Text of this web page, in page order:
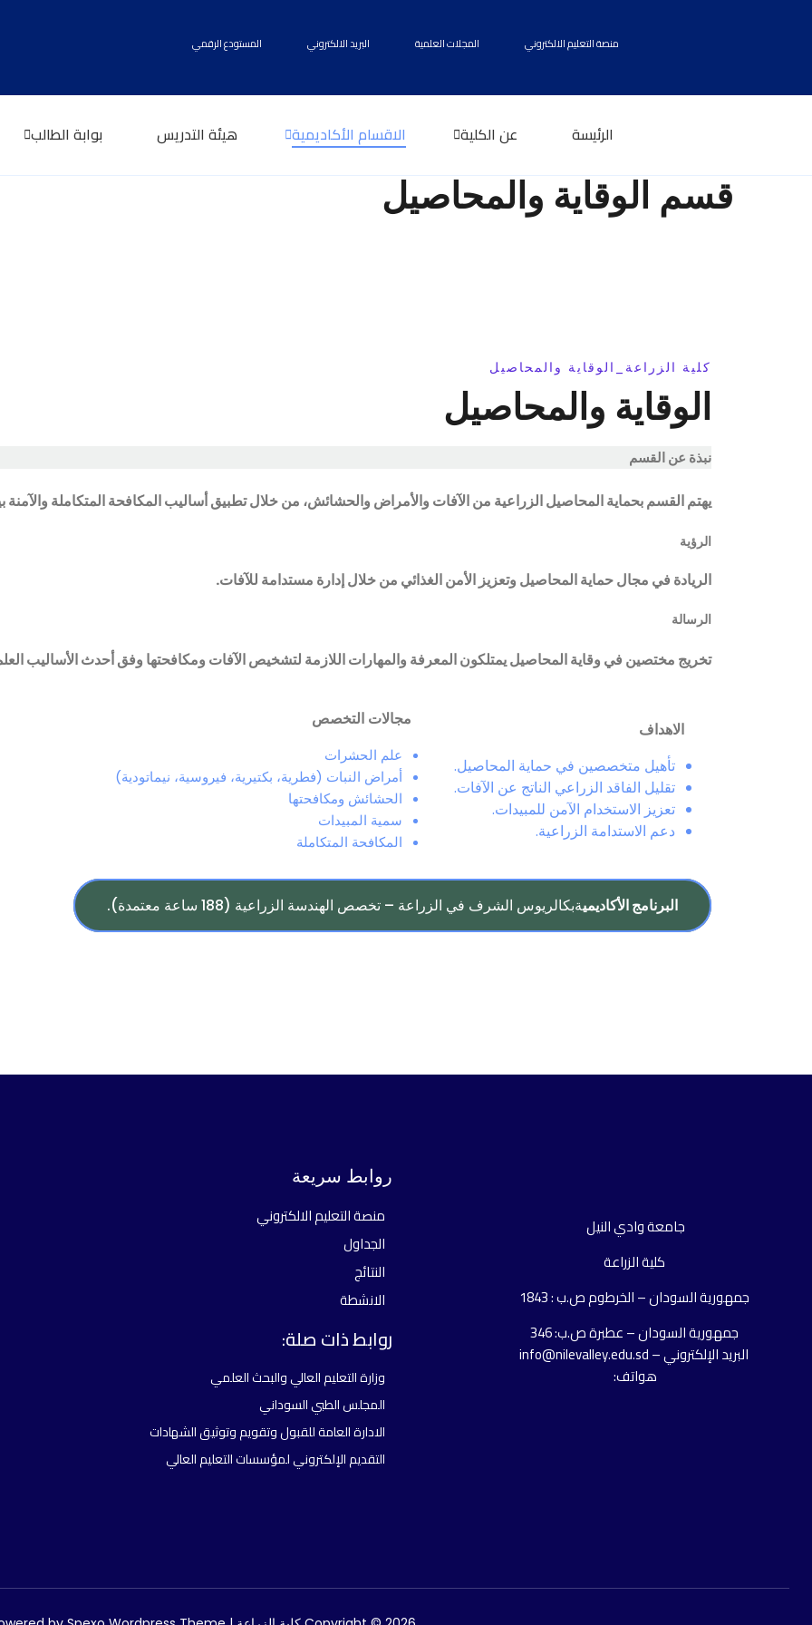
منصة التعليم الالكتروني المجلات العلمية البريد الالكتروني المستودع الرقمي
الرئيسة عن الكلية الاقسام الأكاديمية هيئة التدريس بوابة الطالب
قسم الوقاية والمحاصيل
كلية الزراعة_الوقاية والمحاصيل
الوقاية والمحاصيل
نبذة عن القسم
يهتم القسم بحماية المحاصيل الزراعية من الآفات والأمراض والحشائش، من خلال تطبيق أساليب المكافحة المتكاملة والآمنة
الرؤية
الريادة في مجال حماية المحاصيل وتعزيز الأمن الغذائي من خلال إدارة مستدامة للآفات.
الرسالة
تخريج مختصين في وقاية المحاصيل يمتلكون المعرفة والمهارات اللازمة لتشخيص الآفات ومكافحتها وفق أحدث الأساليب
الاهداف
تأهيل متخصصين في حماية المحاصيل.
تقليل الفاقد الزراعي الناتج عن الآفات.
تعزيز الاستخدام الآمن للمبيدات.
دعم الاستدامة الزراعية.
مجالات التخصص
علم الحشرات
أمراض النبات (فطرية، بكتيرية، فيروسية، نيماتودية)
الحشائش ومكافحتها
سمية المبيدات
المكافحة المتكاملة
البرنامج الأكاديميةبكالريوس الشرف في الزراعة – تخصص الهندسة الزراعية (188 ساعة معتمدة).
جامعة وادي النيل
كلية الزراعة
جمهورية السودان – الخرطوم ص.ب : 1843
جمهورية السودان – عطبرة ص.ب: 346
البريد الإلكتروني – info@nilevalley.edu.sd
هواتف:
روابط سريعة
منصة التعليم الالكتروني
الجداول
النتائج
الانشطة
روابط ذات صلة:
وزارة التعليم العالي والبحث العلمي
المجلس الطبي السوداني
الادارة العامة للقبول وتقويم وتوثيق الشهادات
التقديم الإلكتروني لمؤسسات التعليم العالي